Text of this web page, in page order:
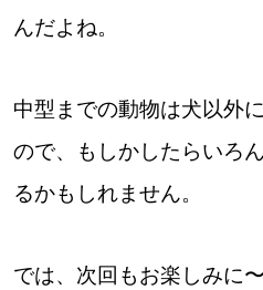
閉じ
んだよね。
中型までの動物は犬以外
ので、もしかしたらいろ
るかもしれません。
では、次回もお楽しみに